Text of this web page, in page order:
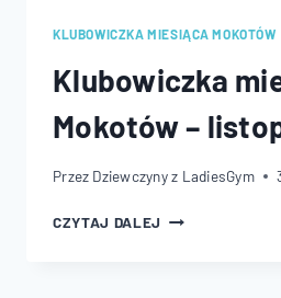
KLUBOWICZKA MIESIĄCA MOKOTÓW
Klubowiczka
Mokotów –
Przez Dziewczyny z LadiesGym
CZYTAJ DALEJ KLUBOWICZKA